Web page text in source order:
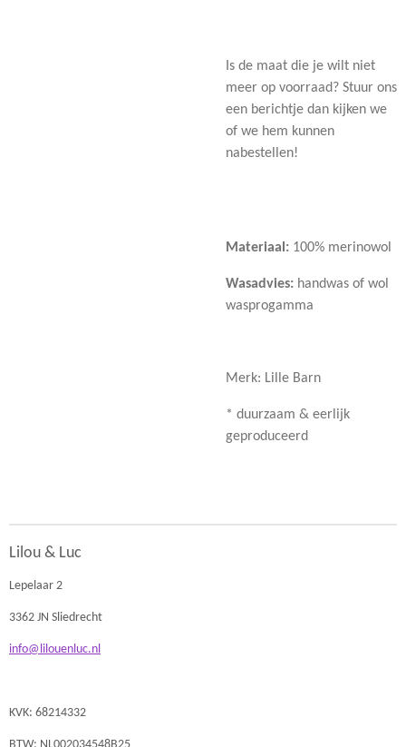
Is de maat die je wilt niet
meer op voorraad? Stuur ons
een berichtje dan kijken we
of we hem kunnen
nabestellen!
Materiaal: 100% merinowol
Wasadvies: handwas of wol
wasprogamma
Merk: Lille Barn
* duurzaam & eerlijk
geproduceerd
Lilou & Luc
Lepelaar 2
3362 JN Sliedrecht
info@lilouenluc.nl
KVK: 68214332